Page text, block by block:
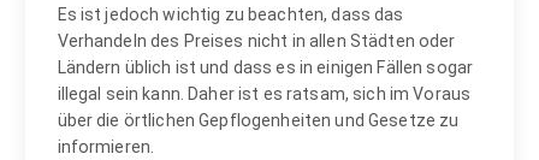
Es ist jedoch wichtig zu beachten, dass das
Verhandeln des Preises nicht in allen Städten oder
Ländern üblich ist und dass es in einigen Fällen sogar
illegal sein kann. Daher ist es ratsam, sich im Voraus
über die örtlichen Gepflogenheiten und Gesetze zu
informieren.